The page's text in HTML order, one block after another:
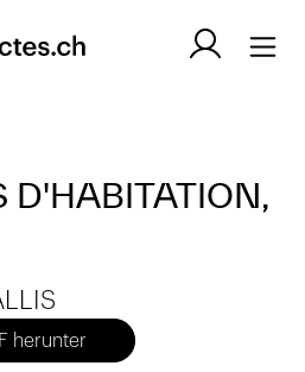
D'HABITATION,
herunter